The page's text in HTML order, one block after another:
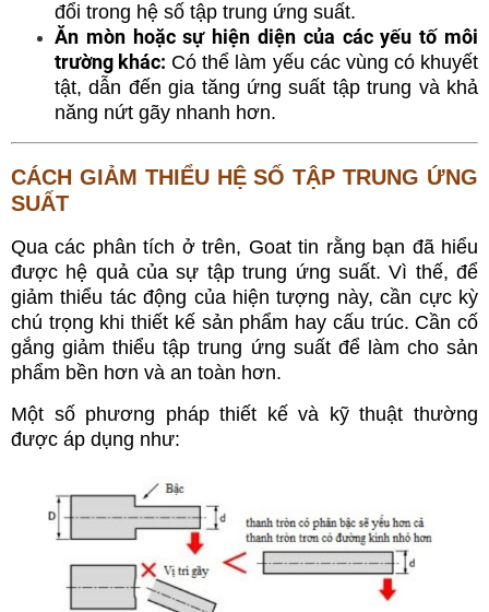
đổi trong hệ số tập trung ứng suất.
Ăn mòn hoặc sự hiện diện của các yếu tố môi
trường khác: Có thể làm yếu các vùng có khuyết
tật, dẫn đến gia tăng ứng suất tập trung và khả
năng nứt gãy nhanh hơn.
CÁCH GIẢM THIỂU HỆ SỐ TẬP TRUNG ỨNG
SUẤT
Qua các phân tích ở trên, Goat tin rằng bạn đã hiểu
được hệ quả của sự tập trung ứng suất. Vì thế, để
giảm thiểu tác động của hiện tượng này, cần cực kỳ
chú trọng khi thiết kế sản phẩm hay cấu trúc. Cần cố
gắng giảm thiểu tập trung ứng suất để làm cho sản
phẩm bền hơn và an toàn hơn.
Một số phương pháp thiết kế và kỹ thuật thường
được áp dụng như: